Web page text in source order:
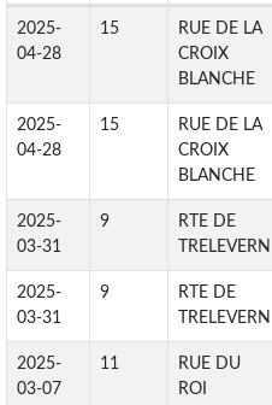
2025-
04-28
15
RUE DE LA
CROIX
BLANCHE
2025-
04-28
15
RUE DE LA
CROIX
BLANCHE
2025-
03-31
9
RTE DE
TRELEVERN
2025-
03-31
9
RTE DE
TRELEVERN
2025-
03-07
11
RUE DU
ROI